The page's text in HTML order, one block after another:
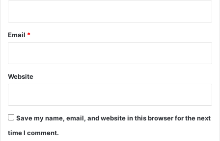
Email *
Website
Save my name, email, and website in this browser for the next
time I comment.